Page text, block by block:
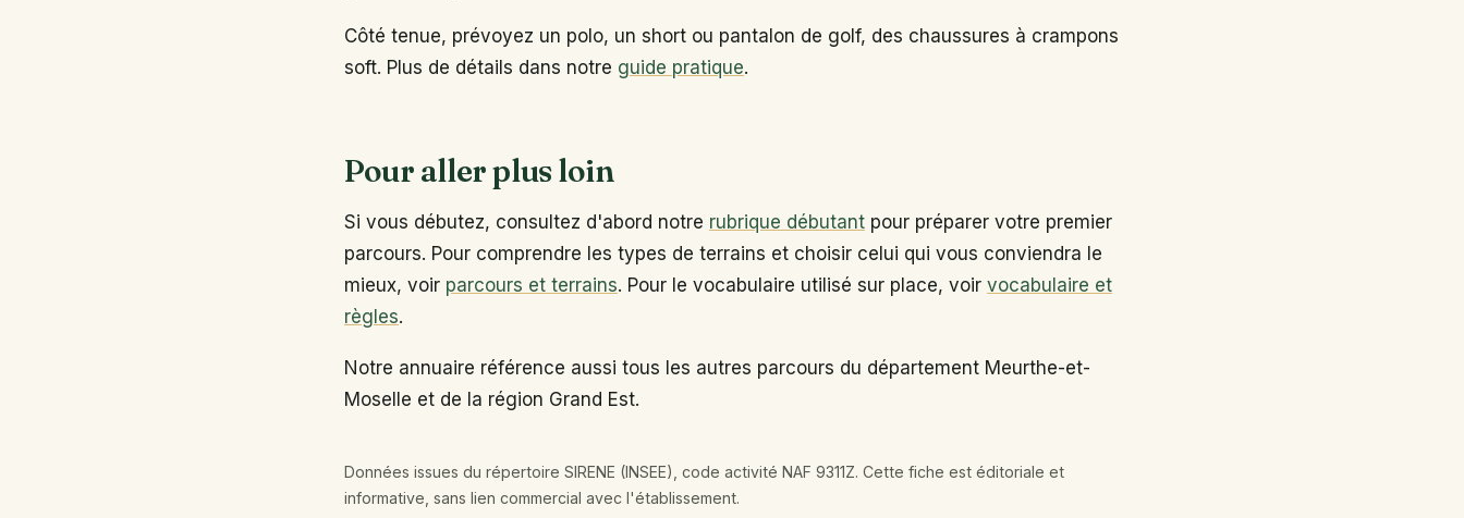
Côté tenue, prévoyez un polo, un short ou pantalon de golf, des chaussures à crampons
soft. Plus de détails dans notre guide pratique.
Pour aller plus loin
Si vous débutez, consultez d'abord notre rubrique débutant pour préparer votre premier
parcours. Pour comprendre les types de terrains et choisir celui qui vous conviendra le
mieux, voir parcours et terrains. Pour le vocabulaire utilisé sur place, voir vocabulaire et
règles.
Notre annuaire référence aussi tous les autres parcours du département Meurthe-et-
Moselle et de la région Grand Est.
Données issues du répertoire SIRENE (INSEE), code activité NAF 9311Z. Cette fiche est éditoriale et
informative, sans lien commercial avec l'établissement.